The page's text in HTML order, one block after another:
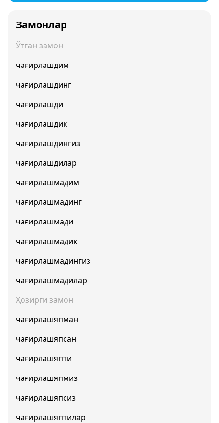
Замонлар
Ўтган замон
чағирлашдим
чағирлашдинг
чағирлашди
чағирлашдик
чағирлашдингиз
чағирлашдилар
чағирлашмадим
чағирлашмадинг
чағирлашмади
чағирлашмадик
чағирлашмадингиз
чағирлашмадилар
Ҳозирги замон
чағирлашяпман
чағирлашяпсан
чағирлашяпти
чағирлашяпмиз
чағирлашяпсиз
чағирлашяптилар